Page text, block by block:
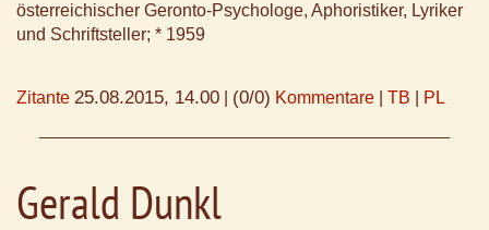
österreichischer Geronto-Psychologe, Aphoristiker, Lyriker
und Schriftsteller; * 1959
Zitante 25.08.2015, 14.00 (0/0) Kommentare TB PL
Gerald Dunkl